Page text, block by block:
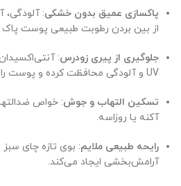
پاکسازی عمیق بدون خشکی: آلودگی،
از بین بردن رطوبت طبیعی پوست
جلوگیری از پیری زودرس:
UV و آلودگی محافظت کرده و پوست را جوان نگه می‌دارد.
تسکین التهاب و جوش: خواص
آکنه یا روزاسه.
رایحه طبیعی ملایم: بوی تازه چای
آرامش‌بخشی ایجاد می‌کند.